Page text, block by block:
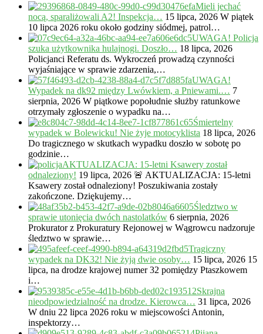
Mieli jechać
nocą, sparaliżowali A2! Inspekcja… 15 lipca, 2026 W piątek
10 lipca 2026 roku około godziny siódmej, patrol…
UWAGA! Policja
szuka użytkownika hulajnogi. Doszło… 18 lipca, 2026
Policjanci Referatu ds. Wykroczeń prowadzą czynności
wyjaśniające w sprawie zdarzenia,…
UWAGA!
Wypadek na dk92 między Lwówkiem, a Pniewami.… 7
sierpnia, 2026 W piątkowe popołudnie służby ratunkowe
otrzymały zgłoszenie o wypadku na…
Śmiertelny
wypadek w Bolewicku! Nie żyje motocyklista 18 lipca, 2026
Do tragicznego w skutkach wypadku doszło w sobotę po
godzinie…
AKTUALIZACJA: 15-letni Ksawery został
odnaleziony! 19 lipca, 2026 🚨 AKTUALIZACJA: 15-letni
Ksawery został odnaleziony! Poszukiwania zostały
zakończone. Dziękujemy…
Śledztwo w
sprawie utonięcia dwóch nastolatków 6 sierpnia, 2026
Prokurator z Prokuratury Rejonowej w Wągrowcu nadzoruje
śledztwo w sprawie…
Tragiczny
wypadek na DK32! Nie żyją dwie osoby… 15 lipca, 2026 15
lipca, na drodze krajowej numer 32 pomiędzy Ptaszkowem
i…
Skrajna
nieodpowiedzialność na drodze. Kierowca… 31 lipca, 2026
W dniu 22 lipca 2026 roku w miejscowości Antonin,
inspektorzy…